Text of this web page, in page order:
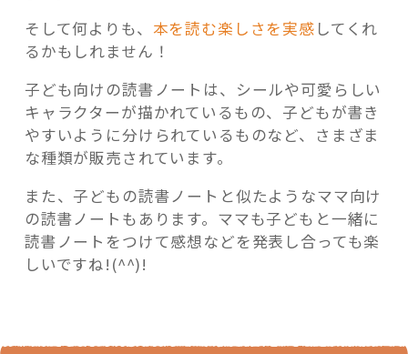
そして何よりも、 本を読む楽しさを実感 してくれ
るかもしれません！
子ども向けの読書ノートは、シールや可愛らしい
キャラクターが描かれているもの、子どもが書き
やすいように分けられているものなど、さまざま
な種類が販売されています。
また、子どもの読書ノートと似たようなママ向け
の読書ノートもあります。ママも子どもと一緒に
読書ノートをつけて感想などを発表し合っても楽
しいですね!(^^)!